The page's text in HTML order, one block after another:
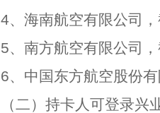
4、海南航空有限公司
5、南方航空有限公司
6、中国东方航空股份
（二）持卡人可登录